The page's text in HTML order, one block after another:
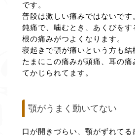
です。
普段は激しい痛みではないです
鈍痛で、噛むとき、あくびをす
根の痛みがつよくなります。
寝起きで顎が痛いという方も結
たまにこの痛みが頭痛、耳の痛
てかじられてます。
顎がうまく動いてない
口が開きづらい、顎がずれてる